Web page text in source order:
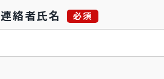
連絡者氏名 必須